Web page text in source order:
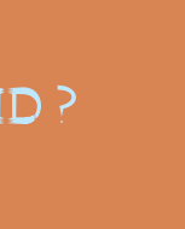
?